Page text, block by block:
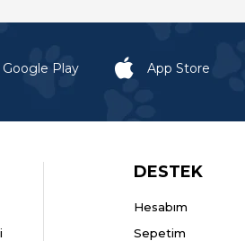
Google Play App Store
DESTEK
Hesabım
Sepetim